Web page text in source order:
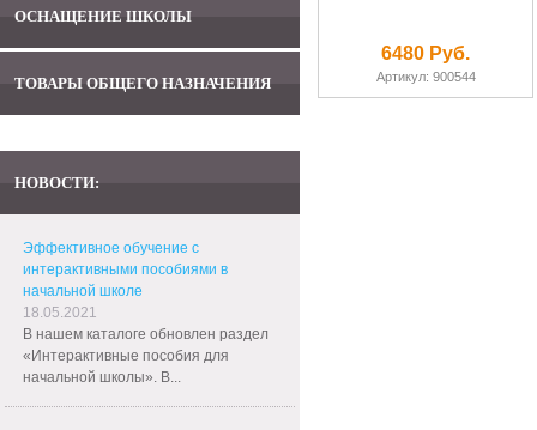
ОСНАЩЕНИЕ ШКОЛЫ
ТОВАРЫ ОБЩЕГО НАЗНАЧЕНИЯ
НОВОСТИ:
Эффективное обучение с
интерактивными пособиями в
начальной школе
18.05.2021
В нашем каталоге обновлен раздел
«Интерактивные пособия для
начальной школы». В...
6480 Руб.
Артикул: 900544